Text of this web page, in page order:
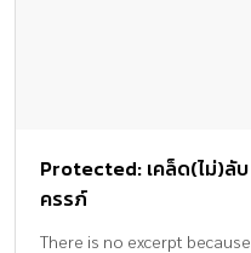
Protected: เคล็ด(ไม่)ลั
ครรภ์
There is no excerpt